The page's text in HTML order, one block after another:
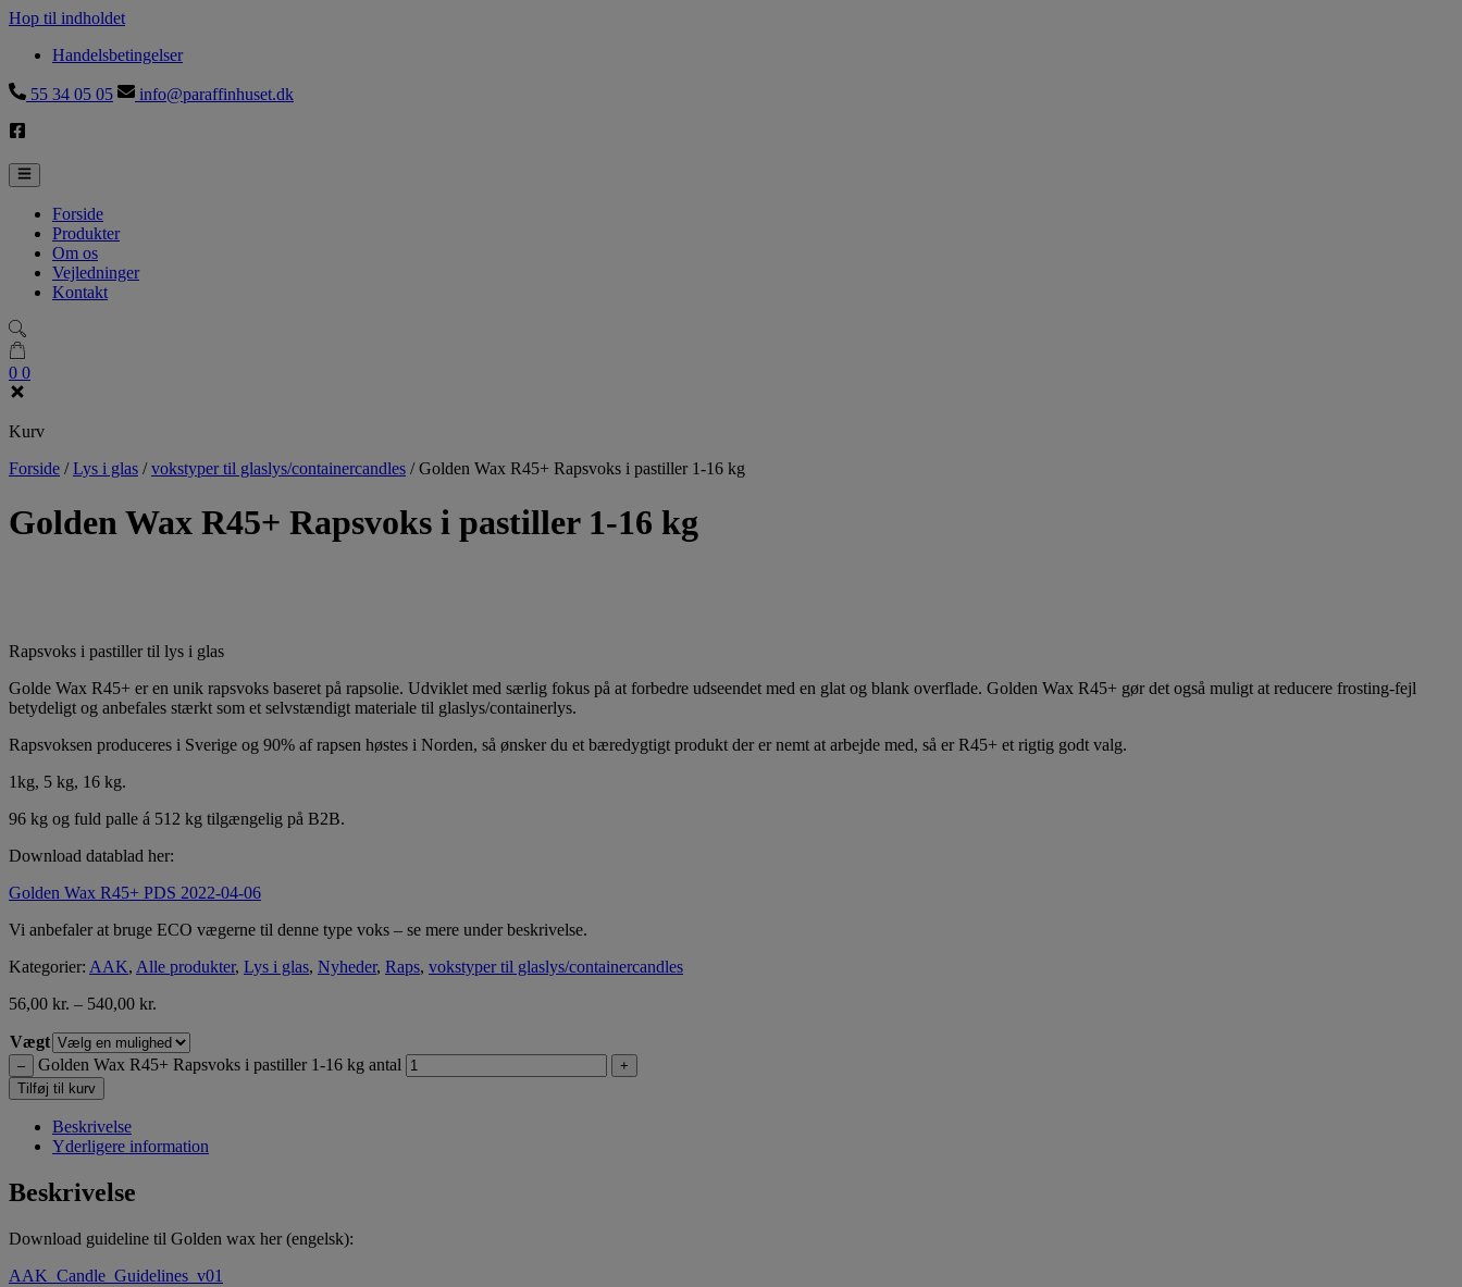
Hop til indholdet
Handelsbetingelser
55 34 05 05 info@paraffinhuset.dk
Forside
Produkter
Om os
Vejledninger
Kontakt
0 0
Kurv
Forside /Lys i glas /vokstyper til glaslys/containercandles /Golden Wax R45+ Rapsvoks i pastiller 1-16 kg
Golden Wax R45+ Rapsvoks i pastiller 1-16 kg
Rapsvoks i pastiller til lys i glas
Golde Wax R45+ er en unik rapsvoks baseret på rapsolie. Udviklet med særlig fokus på at forbedre udseendet med en glat og blank overflade. Golden Wax R45+ gør det også muligt at reducere frosting-fejl
betydeligt og anbefales stærkt som et selvstændigt materiale til glaslys/containerlys.
Rapsvoksen produceres i Sverige og 90% af rapsen høstes i Norden, så ønsker du et bæredygtigt produkt der er nemt at arbejde med, så er R45+ et rigtig godt valg.
1kg, 5 kg, 16 kg.
96 kg og fuld palle á 512 kg tilgængelig på B2B.
Download datablad her:
Golden Wax R45+ PDS 2022-04-06
Vi anbefaler at bruge ECO vægerne til denne type voks – se mere under beskrivelse.
Kategorier: AAK, Alle produkter, Lys i glas, Nyheder, Raps, vokstyper til glaslys/containercandles
56,00 kr. – 540,00 kr.
Vægt
– Golden Wax R45+ Rapsvoks i pastiller 1-16 kg antal
+
Tilføj til kurv
Beskrivelse
Yderligere information
Beskrivelse
Download guideline til Golden wax her (engelsk):
AAK_Candle_Guidelines_v01